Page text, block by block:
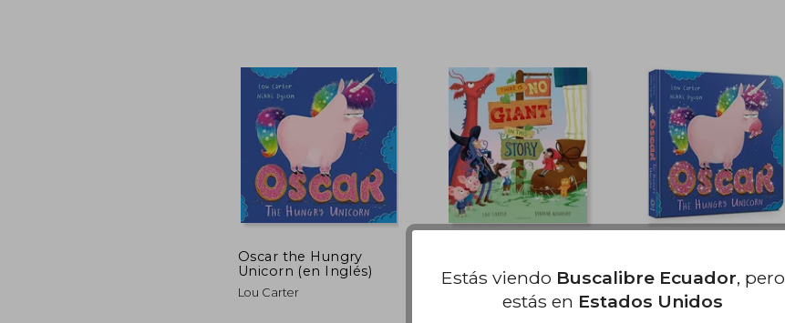
45%
dcto. $ 19.23
45%
dcto.
$ 34.96
$ 19.23
45%
dcto.
Oscar the Hungry
Unicorn (en Inglés)
Lou Carter
This Story (en Inglés)
Unicorn (en Inglés)
Lou Carter
Estás viendo Buscalibre Ecuador, pero
estás en Estados Unidos